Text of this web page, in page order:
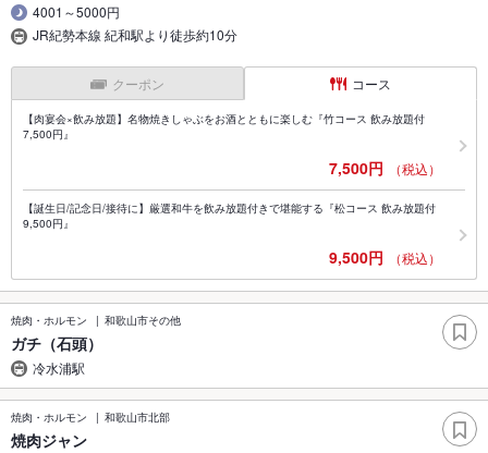
4001～5000円
JR紀勢本線 紀和駅より徒歩約10分
クーポン コース
【肉宴会×飲み放題】名物焼きしゃぶをお酒とともに楽しむ『竹コース 飲み放題付
7,500円』
7,500円 （税込）
【誕生日/記念日/接待に】厳選和牛を飲み放題付きで堪能する『松コース 飲み放題付
9,500円』
9,500円 （税込）
焼肉・ホルモン 和歌山市その他
ガチ（石頭）
冷水浦駅
焼肉・ホルモン 和歌山市北部
焼肉ジャン